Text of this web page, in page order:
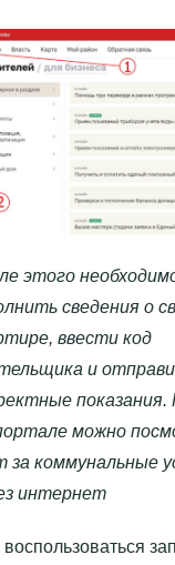
этого
сведения о
ввести код
и
можно
за коммунальные
интернет